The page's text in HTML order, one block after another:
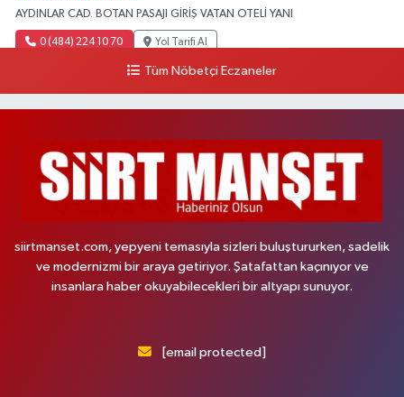
AYDINLAR CAD. BOTAN PASAJI GİRİŞ VATAN OTELİ YANI
0 (484) 224 10 70 Yol Tarifi Al
Tüm Nöbetçi Eczaneler
siirtmanset.com, yepyeni temasıyla sizleri buluştururken, sadelik
ve modernizmi bir araya getiriyor. Şatafattan kaçınıyor ve
insanlara haber okuyabilecekleri bir altyapı sunuyor.
[email protected]